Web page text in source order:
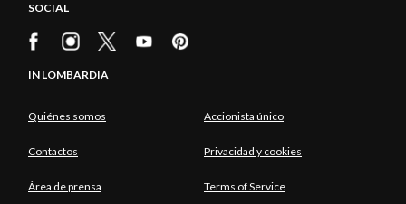
SOCIAL
IN LOMBARDIA
Quiénes somos Accionista único
Contactos Privacidad y cookies
Área de prensa Terms of Service